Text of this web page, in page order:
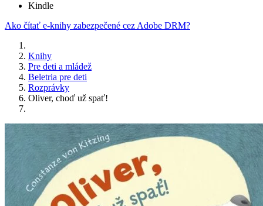
Kindle
Ako čítať e-knihy zabezpečené cez Adobe DRM?
Knihy
Pre deti a mládež
Beletria pre deti
Rozprávky
Oliver, choď už spať!